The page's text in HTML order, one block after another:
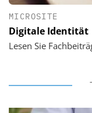
MICROSITE
Digitale Identität
Lesen Sie